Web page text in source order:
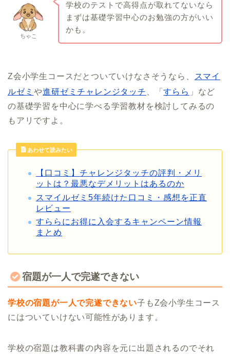
ちゃこ
学校のテストで高得点が取れてないなら
まずは基礎学習中心のお勉強の方がいい
かも。
Z会小学生コースだとついていけなさそうなら、
スマイ
ルゼミ や進研ゼミチャレンジタッチ 、「すらら 」など
の基礎学習を中心に学べる学習教材を検討してみるの
もアリですよ。
あわせて読みたい
【口コミ】チャレンジタッチの評判・メリ
ットは？最悪なデメリットはあるのか
スマイルゼミ5年続けた口コミ・感想を正直
レビュー
すららにお得に入会するキャンペーン情報
まとめ
宿題が一人で完遂できない
学校の宿題が一人で完遂できない子もZ会小学生コース
にはついていけない可能性があります。
学校の宿題は教科書の内容を元に出題されるのでそれ